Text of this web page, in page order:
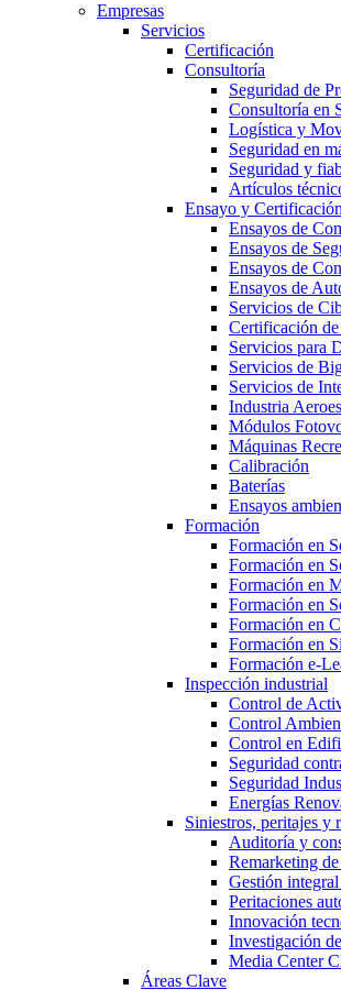
Empresas
Servicios
Certificación
Consultoría
Seguridad de
Consultoría en
Logística y
Seguridad en
Seguridad y
Artículos
Ensayo y
Ensayos de
Ensayos de
Ensayos de
Ensayos de
Servicios de
Certificación
Servicios para
Servicios de
Servicios de
Industria
Módulos
Máquinas
Calibración
Baterías
Ensayos
Formación
Formación en
Formación en
Formación en
Formación en
Formación en
Formación en
Formación e-
Inspección industrial
Control de
Control
Control en
Seguridad
Seguridad
Energías
Siniestros, peritajes y
Auditoría y
Remarketing
Gestión
Peritaciones
Innovación
Investigación
Media Center
Áreas Clave